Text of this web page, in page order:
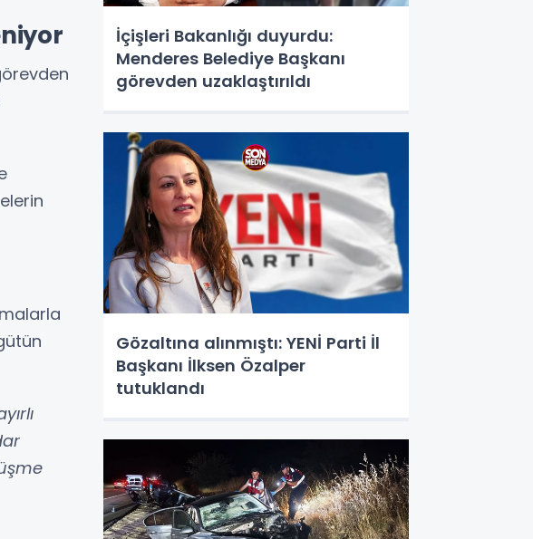
İçişleri Bakanlığı duyurdu:
Menderes Belediye Başkanı
görevden uzaklaştırıldı
Gözaltına alınmıştı: YENİ Parti İl
Başkanı İlksen Özalper
tutuklandı